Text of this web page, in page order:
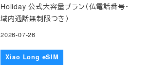
Holiday 公式大容量プラン（仏電話番号・
域内通話無制限つき）
2026-07-26
Xiao Long eSIM